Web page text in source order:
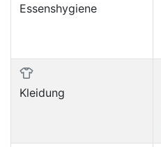
Essenshygiene
Kleidung